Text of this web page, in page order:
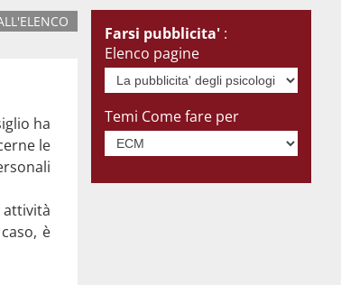
ha
le
è
Farsi pubblicita' :
Elenco pagine
Temi Come fare per